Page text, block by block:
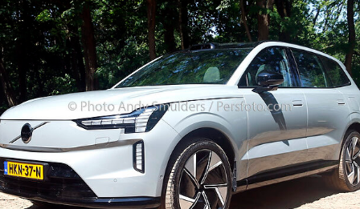
De
Elektrische
Volvo
Die
Hij
Vanaf
Dag
Een
Had